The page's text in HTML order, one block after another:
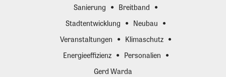
Sanierung
Breitband
Stadtentwicklung
Neubau
Veranstaltungen
Klimaschutz
Energieeffizienz
Personalien
Gerd Warda